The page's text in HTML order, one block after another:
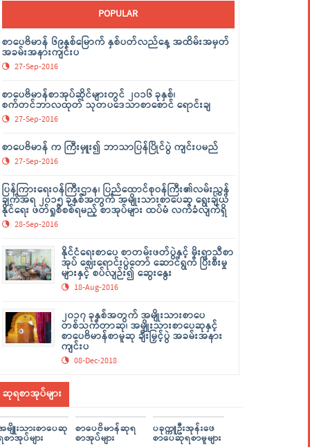
POPULAR
စာပေဗိမာန် ၆၉နှစ်မြောက် နှစ်ပတ်လည်နေ့ အထိမ်းအမှတ်
အခမ်းအနားကျင်းပ
27-Sep-2016
စာပေဗိမာန်စာအုပ်ဆိုင်များတွင် ၂၀၁၆ ခုနှစ်၊
စက်တင်ဘာလထုတ် သုတပဒေသာစာစောင် ရောင်းချ
27-Sep-2016
စာပေဗိမာန် က ကြီးမှူး၍ ဘာသာပြန်ပြိုင်ပွဲ ကျင်းပမည်
27-Sep-2016
ပြန်ကြားရေးဝန်ကြီးဌာန၊ ပြည်ထောင်စုဝန်ကြီး၏လမ်းညွှန်
ချက်အရ ၂၀၁၅ ခုနှစ်အတွက် အမျိုးသားစာပေဆု ရွေးချယ်
နိုင်ရေး ဖတ်ရှုစိစစ်ရမည့် စာအုပ်များ ထပ်မံ လက်ခံလျက်ရှိ
28-Sep-2016
နိုင်ငံရေးစာပေ စာတမ်းဖတ်ပွဲနှင့် မိုးရာသီစာ
အုပ် ဈေးရောင်းပွဲတော် ဆောင်ရွက် ပြီးစီးမှု
များနှင့် စပ်လျဉ်း၍ ဆွေးနွေး
18-Aug-2016
၂၀၁၇ ခုနှစ်အတွက် အမျိုးသားစာပေ
တစ်သက်တာဆု၊ အမျိုးသားစာပေဆုနှင့်
စာပေဗိမာန်စာမူဆု ချီးမြှင့်ပွဲ အခမ်းအနား
ကျင်းပ
08-Dec-2018
ဆုရစာအုပ်များ
မျိူးသားစာပေဆု
စာအုပ်များ
စာပေဗိမာန်ဆုရ
စာအုပ်များ
ပခုက္ကူဦးအုန်းဖေ
စာပေဆုရစာမူများ